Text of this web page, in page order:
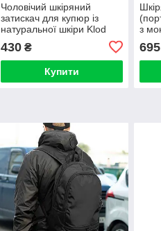
Чоловічий шкіряний
затискач для купюр із
натуральної шкіри Klod
коричневої ручної роботи.
Тримачі для грошей
430₴
Купити
з
695